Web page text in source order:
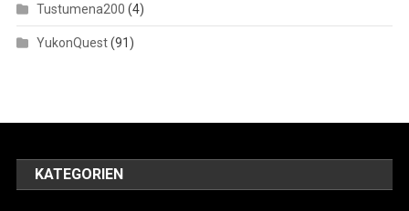
Tustumena200 (4)
YukonQuest(91)
KATEGORIEN